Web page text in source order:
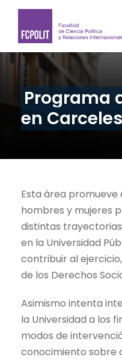
Programa
en Carceles
Esta área promueve
hombres y mujeres
distintas
en la Universidad
contribuir al
de los Derechos
Asimismo intenta
la Universidad a los
modos de
conocimiento sobre